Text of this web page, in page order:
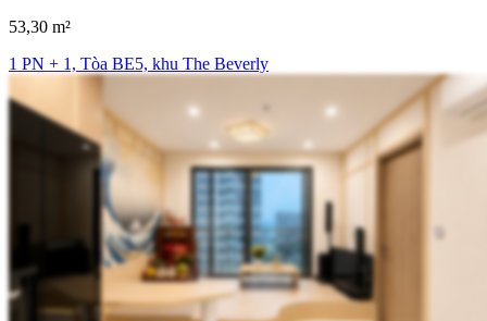
53,30 m²
1 PN + 1, Tòa BE5, khu The Beverly